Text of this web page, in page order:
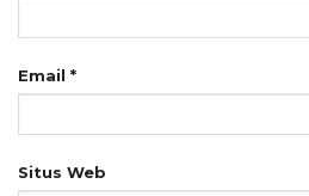
Email *
Situs Web